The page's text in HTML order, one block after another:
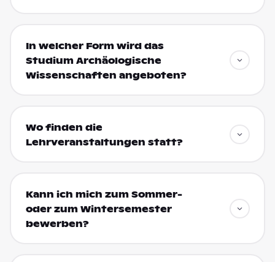
In welcher Form wird das
Studium Archäologische
Wissenschaften angeboten?
Wo finden die
Lehrveranstaltungen statt?
Kann ich mich zum Sommer-
oder zum Wintersemester
bewerben?